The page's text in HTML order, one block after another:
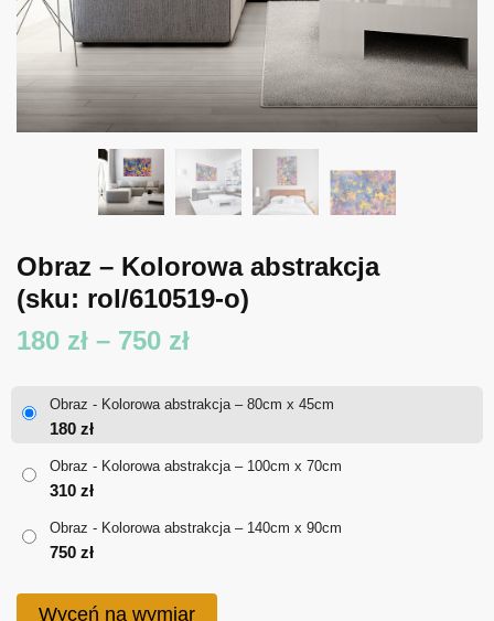
Obraz – Kolorowa abstrakcja
(sku: rol/610519-o)
180 zł – 750 złZakres
od
180 zł
Obraz - Kolorowa abstrakcja – 80cm x 45cm
180 zł
Obraz - Kolorowa abstrakcja – 100cm x 70cm
310 zł
Obraz - Kolorowa abstrakcja – 140cm x 90cm
750 zł
Wyceń na wymiar